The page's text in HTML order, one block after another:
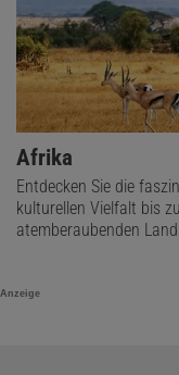
Afrika
Entdecken Sie die
kulturellen Vielfalt bis
atemberaubenden
Anzeige